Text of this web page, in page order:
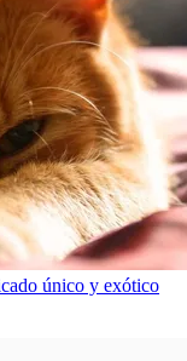
único y exótico